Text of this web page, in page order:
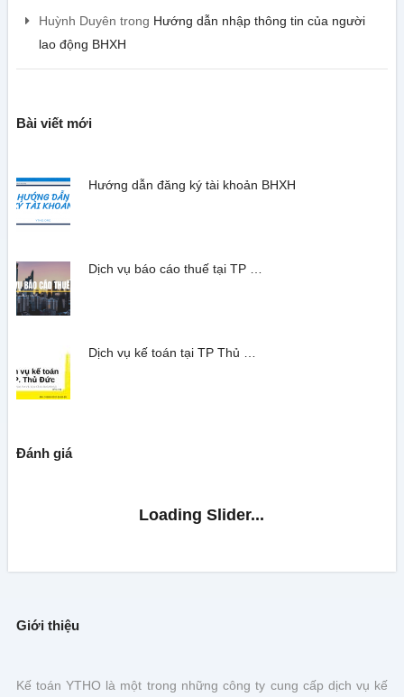
Huỳnh Duyên trong Hướng dẫn nhập thông tin của người
lao động BHXH
Bài viết mới
Hướng dẫn đăng ký tài khoản BHXH
Dịch vụ báo cáo thuế tại TP …
Dịch vụ kế toán tại TP Thủ …
Đánh giá
Giới thiệu
Kế toán YTHO là một trong những công ty cung cấp dịch vụ kế